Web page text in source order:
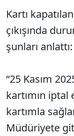
Kartı
çıkışında
şunları anlattı:
“25 Kasım
kartımın iptal
kartımla
Müdüriyete